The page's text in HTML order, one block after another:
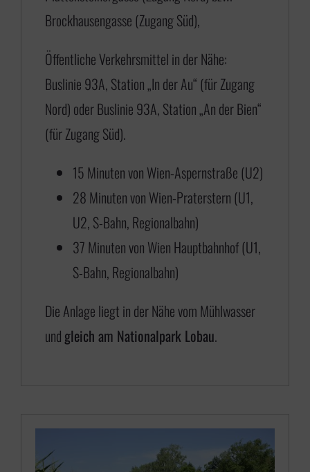
Brockhausengasse (Zugang Süd),
Öffentliche Verkehrsmittel in der Nähe:
Buslinie 93A, Station „In der Au“ (für Zugang
Nord) oder Buslinie 93A, Station „An der Bien“
(für Zugang Süd).
15 Minuten von Wien-Aspernstraße (U2)
28 Minuten von Wien-Praterstern (U1,
U2, S-Bahn, Regionalbahn)
37 Minuten von Wien Hauptbahnhof (U1,
S-Bahn, Regionalbahn)
Die Anlage liegt in der Nähe vom Mühlwasser
und gleich am Nationalpark Lobau.